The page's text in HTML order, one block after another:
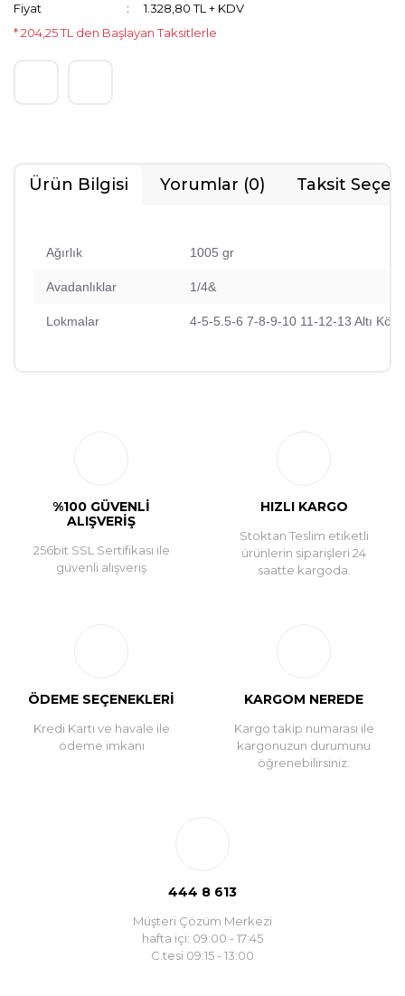
Fiyat
1.328,80 TL + KDV
* 204,25 TL den Başlayan Taksitlerle
Ürün Bilgisi Yorumlar (0) Taksit
Ağırlık 1005 gr
Avadanlıklar 1/4&
Lokmalar 4-5-5.5-6 7-8-9-10 11-12-13 Altı Köşe
%100 GÜVENLİ
ALIŞVERİŞ
256bit SSL Sertifikası ile
güvenli alışveriş
HIZLI KARGO
Stoktan Teslim etiketli
ürünlerin siparişleri 24
saatte kargoda.
ÖDEME SEÇENEKLERİ
Kredi Kartı ve havale ile
ödeme imkanı
KARGOM NEREDE
Kargo takip numarası ile
kargonuzun durumunu
öğrenebilirsiniz.
444 8 613
Müşteri Çözüm Merkezi
hafta içi: 09:00 - 17:45
C.tesi 09:15 - 13:00